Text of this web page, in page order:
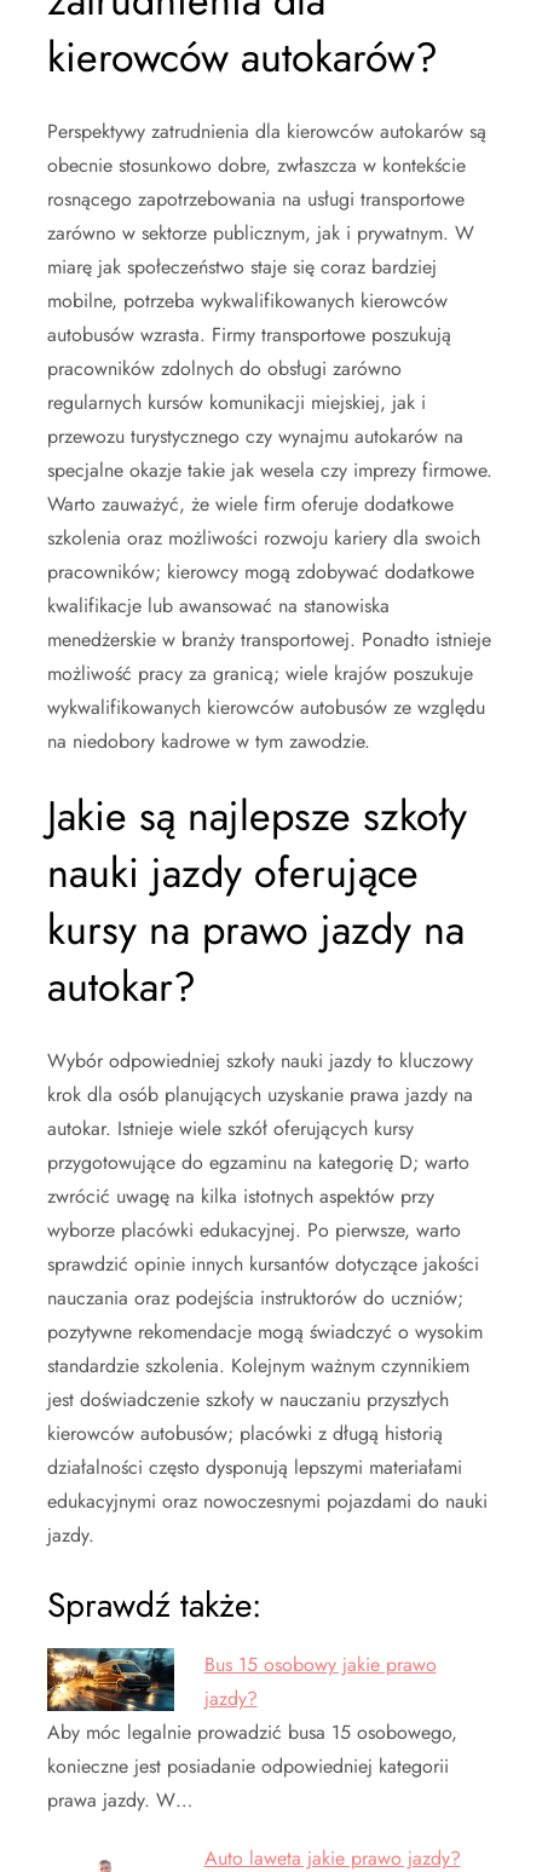
kierowców autokarów?
Perspektywy zatrudnienia dla kierowców autokarów są
obecnie stosunkowo dobre, zwłaszcza w kontekście
rosnącego zapotrzebowania na usługi transportowe
zarówno w sektorze publicznym, jak i prywatnym. W
miarę jak społeczeństwo staje się coraz bardziej
mobilne, potrzeba wykwalifikowanych kierowców
autobusów wzrasta. Firmy transportowe poszukują
pracowników zdolnych do obsługi zarówno
regularnych kursów komunikacji miejskiej, jak i
przewozu turystycznego czy wynajmu autokarów na
specjalne okazje takie jak wesela czy imprezy firmowe.
Warto zauważyć, że wiele firm oferuje dodatkowe
szkolenia oraz możliwości rozwoju kariery dla swoich
pracowników; kierowcy mogą zdobywać dodatkowe
kwalifikacje lub awansować na stanowiska
menedżerskie w branży transportowej. Ponadto istnieje
możliwość pracy za granicą; wiele krajów poszukuje
wykwalifikowanych kierowców autobusów ze względu
na niedobory kadrowe w tym zawodzie.
Jakie są najlepsze szkoły
nauki jazdy oferujące
kursy na prawo jazdy na
autokar?
Wybór odpowiedniej szkoły nauki jazdy to kluczowy
krok dla osób planujących uzyskanie prawa jazdy na
autokar. Istnieje wiele szkół oferujących kursy
przygotowujące do egzaminu na kategorię D; warto
zwrócić uwagę na kilka istotnych aspektów przy
wyborze placówki edukacyjnej. Po pierwsze, warto
sprawdzić opinie innych kursantów dotyczące jakości
nauczania oraz podejścia instruktorów do uczniów;
pozytywne rekomendacje mogą świadczyć o wysokim
standardzie szkolenia. Kolejnym ważnym czynnikiem
jest doświadczenie szkoły w nauczaniu przyszłych
kierowców autobusów; placówki z długą historią
działalności często dysponują lepszymi materiałami
edukacyjnymi oraz nowoczesnymi pojazdami do nauki
jazdy.
Sprawdź także:
Bus 15 osobowy jakie prawo
jazdy?
Aby móc legalnie prowadzić busa 15 osobowego,
konieczne jest posiadanie odpowiedniej kategorii
prawa jazdy. W…
Auto laweta jakie prawo jazdy?